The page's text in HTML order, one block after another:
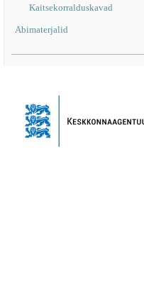
Kaitsekorralduskavad
Abimaterjalid